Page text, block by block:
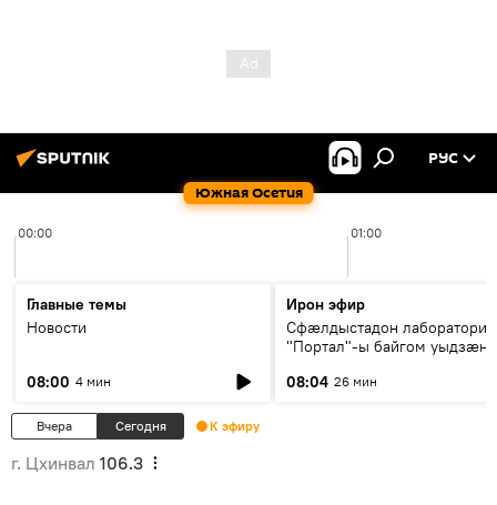
Южная Осетия
РУС
00:00 01:00
Главные темы
Новости
08:00 4 мин
Ирон эфир
Сфæлдыстадон лаборатори
"Портал"-ы байгом уыдзæн
Æхсары куыстыты равдыст
08:04 26 мин
Вчера Сегодня К эфиру
г. Цхинвал 106.3